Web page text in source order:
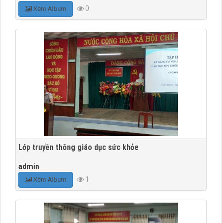
Xem Album 0
Lớp truyền thông giáo dục sức khỏe
admin
Xem Album 1